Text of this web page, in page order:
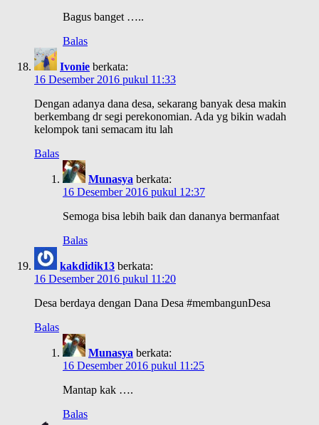
Bagus banget …..
Balas
Ivonie berkata:
16 Desember 2016 pukul 11:33
Dengan adanya dana desa, sekarang banyak desa makin
berkembang dr segi perekonomian. Ada yg bikin wadah
kelompok tani semacam itu lah
Balas
Munasya berkata:
16 Desember 2016 pukul 12:37
Semoga bisa lebih baik dan dananya bermanfaat
Balas
kakdidik13 berkata:
16 Desember 2016 pukul 11:20
Desa berdaya dengan Dana Desa #membangunDesa
Balas
Munasya berkata:
16 Desember 2016 pukul 11:25
Mantap kak ….
Balas